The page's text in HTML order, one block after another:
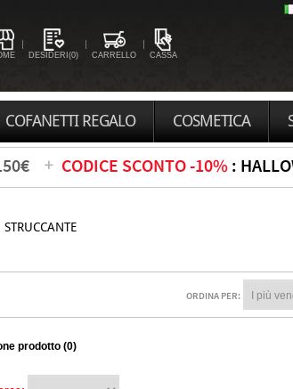
DESIDERI(0) CARRELLO CASSA
COFANETTI REGALO COSMETICA
CODICE SCONTO -10% :
STRUCCANTE
ORDINA PER:
prodotto (0)